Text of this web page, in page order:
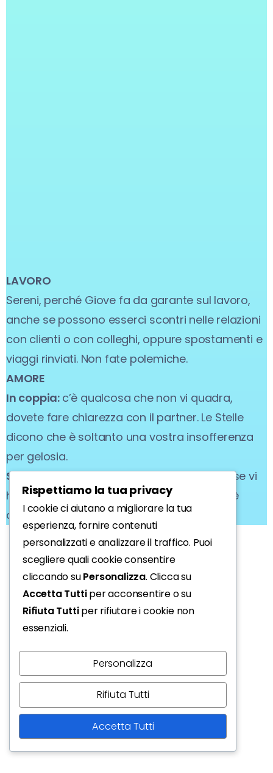
LAVORO
Sereni, perché Giove fa da garante sul lavoro,
anche se possono esserci scontri nelle relazioni
con clienti o con colleghi, oppure spostamenti e
viaggi rinviati. Non fate polemiche.
AMORE
In coppia: c’è qualcosa che non vi quadra,
dovete fare chiarezza con il partner. Le Stelle
dicono che è soltanto una vostra insofferenza
per gelosia.
Single:una persona vi piace molto, ma forse vi
ha messo in stand by, certamente per voi è
chiusa qui.
Rispettiamo la tua privacy
I cookie ci aiutano a migliorare la tua
esperienza, fornire contenuti
personalizzati e analizzare il traffico. Puoi
scegliere quali cookie consentire
cliccando suPersonalizza. Clicca su
Accetta Tuttiper acconsentire o su
Rifiuta Tuttiper rifiutare i cookie non
essenziali.
Personalizza
Rifiuta Tutti
Accetta Tutti